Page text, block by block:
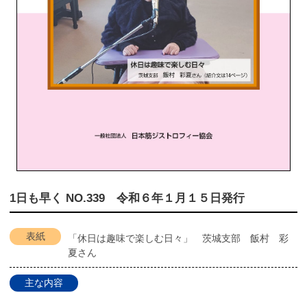
1日も早く NO.339 令和６年１月１５日発行
表紙
「休日は趣味で楽しむ日々」 茨城支部 飯村 彩
夏さん
主な内容